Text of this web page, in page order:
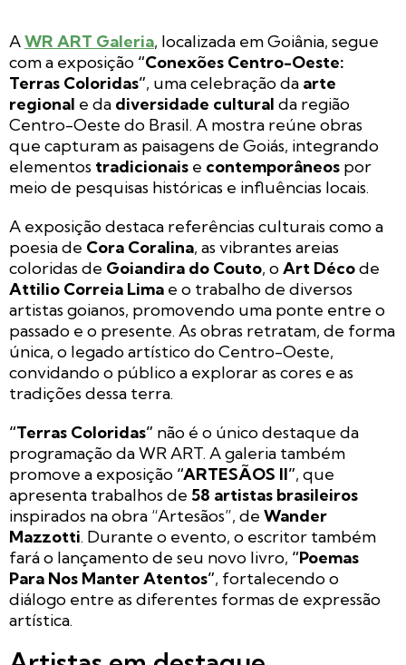
AWR ART Galeria, localizada em Goiânia, segue
com a exposição “Conexões Centro-Oeste:
Terras Coloridas”, uma celebração da arte
regional e da diversidade cultural da região
Centro-Oeste do Brasil. A mostra reúne obras
que capturam as paisagens de Goiás, integrando
elementos tradicionais e contemporâneos por
meio de pesquisas históricas e influências locais.
A exposição destaca referências culturais como a
poesia de Cora Coralina, as vibrantes areias
coloridas de Goiandira do Couto, oArt Décode
Attilio Correia Lima e o trabalho de diversos
artistas goianos, promovendo uma ponte entre o
passado e o presente. As obras retratam, de forma
única, o legado artístico do Centro-Oeste,
convidando o público a explorar as cores e as
tradições dessa terra.
“Terras Coloridas” não é o único destaque da
programação da WR ART. A galeria também
promove a exposição “ARTESÃOS II”, que
apresenta trabalhos de 58 artistas brasileiros
inspirados na obra “Artesãos”, de Wander
Mazzotti. Durante o evento, o escritor também
fará o lançamento de seu novo livro, “Poemas
Para Nos Manter Atentos”, fortalecendo o
diálogo entre as diferentes formas de expressão
artística.